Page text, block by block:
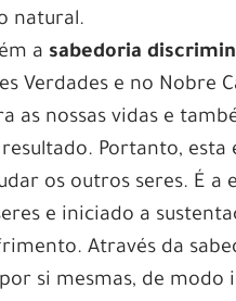
natural.
a sabedoria
Verdades e no Nobre
as nossas vidas e
Portanto, esta
os outros seres. É
e iniciado a
Através da
si mesmas, de